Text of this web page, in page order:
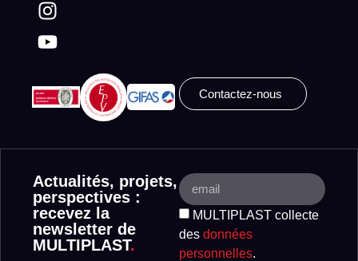
Contactez-nous
Actualités, projets,
perspectives :
recevez la
newsletter de
MULTIPLAST.
MULTIPLAST collecte
des données
personnelles.